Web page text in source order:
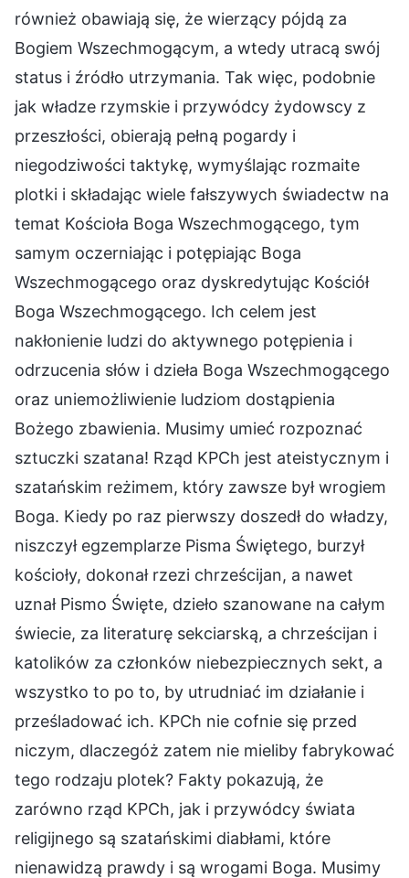
również obawiają się, że wierzący pójdą za
Bogiem Wszechmogącym, a wtedy utracą swój
status i źródło utrzymania. Tak więc, podobnie
jak władze rzymskie i przywódcy żydowscy z
przeszłości, obierają pełną pogardy i
niegodziwości taktykę, wymyślając rozmaite
plotki i składając wiele fałszywych świadectw na
temat Kościoła Boga Wszechmogącego, tym
samym oczerniając i potępiając Boga
Wszechmogącego oraz dyskredytując Kościół
Boga Wszechmogącego. Ich celem jest
nakłonienie ludzi do aktywnego potępienia i
odrzucenia słów i dzieła Boga Wszechmogącego
oraz uniemożliwienie ludziom dostąpienia
Bożego zbawienia. Musimy umieć rozpoznać
sztuczki szatana! Rząd KPCh jest ateistycznym i
szatańskim reżimem, który zawsze był wrogiem
Boga. Kiedy po raz pierwszy doszedł do władzy,
niszczył egzemplarze Pisma Świętego, burzył
kościoły, dokonał rzezi chrześcijan, a nawet
uznał Pismo Święte, dzieło szanowane na całym
świecie, za literaturę sekciarską, a chrześcijan i
katolików za członków niebezpiecznych sekt, a
wszystko to po to, by utrudniać im działanie i
prześladować ich. KPCh nie cofnie się przed
niczym, dlaczegóż zatem nie mieliby fabrykować
tego rodzaju plotek? Fakty pokazują, że
zarówno rząd KPCh, jak i przywódcy świata
religijnego są szatańskimi diabłami, które
nienawidzą prawdy i są wrogami Boga. Musimy